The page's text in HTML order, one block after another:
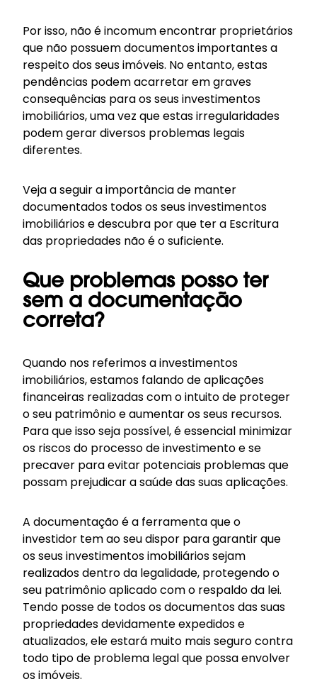
Por isso, não é incomum encontrar proprietários
que não possuem documentos importantes a
respeito dos seus imóveis. No entanto, estas
pendências podem acarretar em graves
consequências para os seus investimentos
imobiliários, uma vez que estas irregularidades
podem gerar diversos problemas legais
diferentes.
Veja a seguir a importância de manter
documentados todos os seus investimentos
imobiliários e descubra por que ter a Escritura
das propriedades não é o suficiente.
Que problemas posso ter
sem a documentação
correta?
Quando nos referimos a investimentos
imobiliários, estamos falando de aplicações
financeiras realizadas com o intuito de proteger
o seu patrimônio e aumentar os seus recursos.
Para que isso seja possível, é essencial minimizar
os riscos do processo de investimento e se
precaver para evitar potenciais problemas que
possam prejudicar a saúde das suas aplicações.
A documentação é a ferramenta que o
investidor tem ao seu dispor para garantir que
os seus investimentos imobiliários sejam
realizados dentro da legalidade, protegendo o
seu patrimônio aplicado com o respaldo da lei.
Tendo posse de todos os documentos das suas
propriedades devidamente expedidos e
atualizados, ele estará muito mais seguro contra
todo tipo de problema legal que possa envolver
os imóveis.